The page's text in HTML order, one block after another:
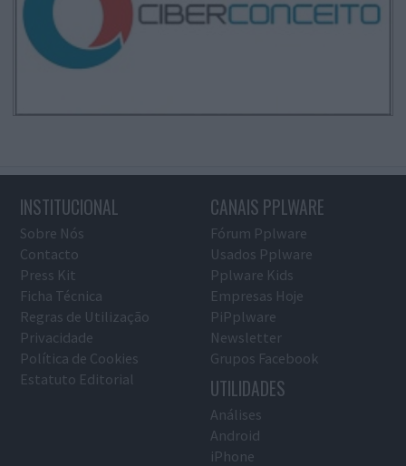
INSTITUCIONAL
Sobre Nós
Contacto
Press Kit
Ficha Técnica
Regras de Utilização
Privacidade
Política de Cookies
Estatuto Editorial
CANAIS PPLWARE
Fórum Pplware
Usados Pplware
Pplware Kids
Empresas Hoje
PiPplware
Newsletter
Grupos Facebook
UTILIDADES
Análises
Android
iPhone